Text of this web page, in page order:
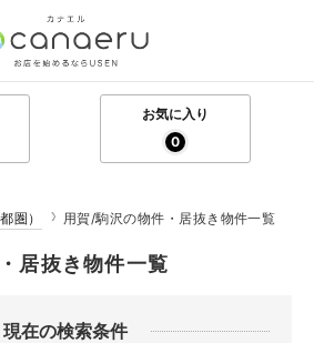
お気に入り
0
圏） 用賀/駒沢の物件・居抜き物件一覧
居抜き物件一覧
現在の検索条件